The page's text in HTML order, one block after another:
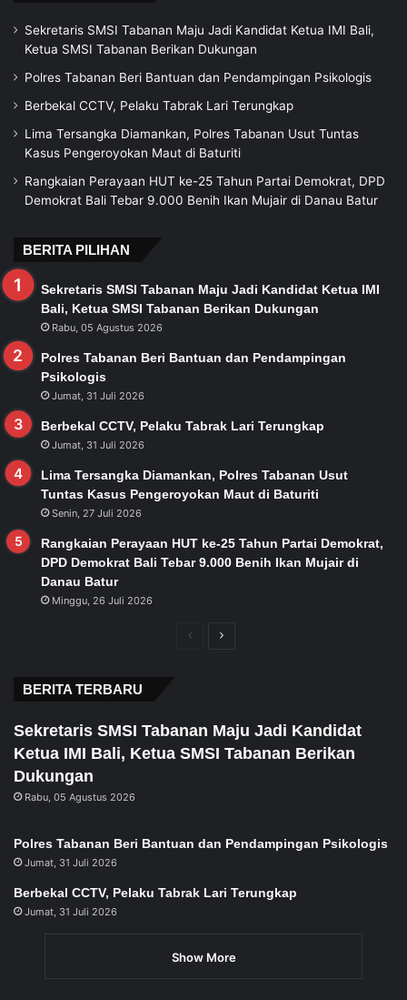
Sekretaris SMSI Tabanan Maju Jadi Kandidat Ketua IMI Bali,
Ketua SMSI Tabanan Berikan Dukungan
Polres Tabanan Beri Bantuan dan Pendampingan Psikologis
Berbekal CCTV, Pelaku Tabrak Lari Terungkap
Lima Tersangka Diamankan, Polres Tabanan Usut Tuntas
Kasus Pengeroyokan Maut di Baturiti
Rangkaian Perayaan HUT ke-25 Tahun Partai Demokrat, DPD
Demokrat Bali Tebar 9.000 Benih Ikan Mujair di Danau Batur
BERITA PILIHAN
Sekretaris SMSI Tabanan Maju Jadi Kandidat Ketua IMI
Bali, Ketua SMSI Tabanan Berikan Dukungan
Rabu, 05 Agustus 2026
Polres Tabanan Beri Bantuan dan Pendampingan
Psikologis
Jumat, 31 Juli 2026
Berbekal CCTV, Pelaku Tabrak Lari Terungkap
Jumat, 31 Juli 2026
Lima Tersangka Diamankan, Polres Tabanan Usut
Tuntas Kasus Pengeroyokan Maut di Baturiti
Senin, 27 Juli 2026
Rangkaian Perayaan HUT ke-25 Tahun Partai Demokrat,
DPD Demokrat Bali Tebar 9.000 Benih Ikan Mujair di
Danau Batur
Minggu, 26 Juli 2026
PreviousNext
BERITA TERBARU
Sekretaris SMSI Tabanan Maju Jadi Kandidat
Ketua IMI Bali, Ketua SMSI Tabanan Berikan
Dukungan
Rabu, 05 Agustus 2026
Polres Tabanan Beri Bantuan dan Pendampingan Psikologis
Jumat, 31 Juli 2026
Berbekal CCTV, Pelaku Tabrak Lari Terungkap
Jumat, 31 Juli 2026
Show More